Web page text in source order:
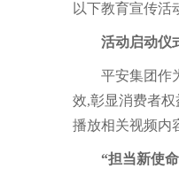
以下教育宣传活
活动启动仪
平安集团作
效,彰显消费者
播放相关视频内
“担当新使